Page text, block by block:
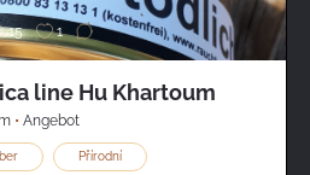
15 1
line Hu Khartoum
• Angebot
Přírodní